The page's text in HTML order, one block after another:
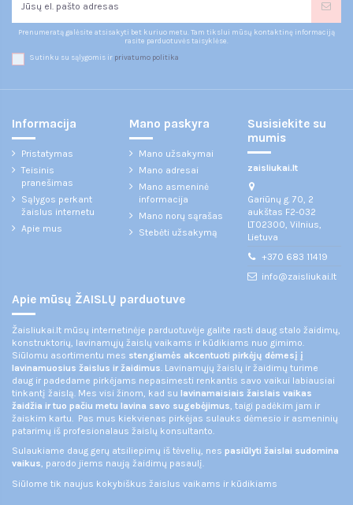
Prenumeratą galėsite atsisakyti bet kuriuo metu. Tam tikslui mūsų kontaktinę informaciją
rasite parduotuvės taisyklėse.
Sutinku su sąlygomis ir privatumo politika
Informacija
Pristatymas
Teisinis
pranešimas
Sąlygos perkant
žaislus internetu
Apie mus
Mano paskyra
Mano užsakymai
Mano adresai
Mano asmeninė
informacija
Mano norų sąrašas
Stebėti užsakymą
Susisiekite su
mumis
zaisliukai.lt
Gariūnų g. 70, 2
aukštas F2-032
LT02300, Vilnius,
Lietuva
+370 683 11419
info@zaisliukai.lt
Apie mūsų ŽAISLŲ parduotuve
Žaisliukai.lt mūsų internetinėje parduotuvėje galite rasti daug stalo žaidimų,
konstruktorių, lavinamųjų žaislų vaikams ir kūdikiams nuo gimimo.
Siūlomu asortimentu mes stengiamės akcentuoti pirkėjų dėmesį į
lavinamuosius žaislus ir žaidimus . Lavinamųjų žaislų ir žaidimų turime
daug ir padedame pirkėjams nepasimesti renkantis savo vaikui labiausiai
tinkantį žaislą. Mes visi žinom, kad su lavinamaisiais žaislais vaikas
žaidžia ir tuo pačiu metu lavina savo sugebėjimus , taigi padėkim jam ir
žaiskim kartu. Pas mus kiekvienas pirkėjas sulauks dėmesio ir asmeninių
patarimų iš profesionalaus žaislų konsultanto.
Sulaukiame daug gerų atsiliepimų iš tėvelių, nes pasiūlyti žaislai sudomina
vaikus, parodo jiems naują žaidimų pasaulį.
Siūlome tik naujus kokybiškus žaislus vaikams ir kūdikiams